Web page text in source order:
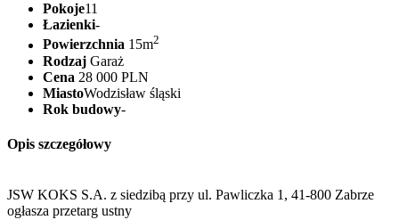
Pokoje11
Łazienki-
Powierzchnia 15m2
Rodzaj Garaż
Cena 28 000 PLN
MiastoWodzisław śląski
Rok budowy-
Opis szczegółowy
JSW KOKS S.A. z siedzibą przy ul. Pawliczka 1, 41-800 Zabrze
ogłasza przetarg ustny